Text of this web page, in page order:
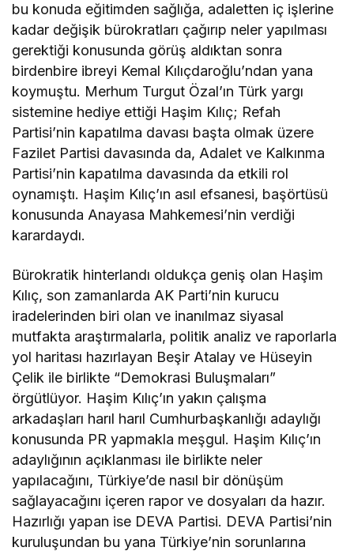
bu konuda eğitimden sağlığa, adaletten iç işlerine
kadar değişik bürokratları çağırıp neler yapılması
gerektiği konusunda görüş aldıktan sonra
birdenbire ibreyi Kemal Kılıçdaroğlu’ndan yana
koymuştu. Merhum Turgut Özal’ın Türk yargı
sistemine hediye ettiği Haşim Kılıç; Refah
Partisi’nin kapatılma davası başta olmak üzere
Fazilet Partisi davasında da, Adalet ve Kalkınma
Partisi’nin kapatılma davasında da etkili rol
oynamıştı. Haşim Kılıç’ın asıl efsanesi, başörtüsü
konusunda Anayasa Mahkemesi’nin verdiği
karardaydı.
Bürokratik hinterlandı oldukça geniş olan Haşim
Kılıç, son zamanlarda AK Parti’nin kurucu
iradelerinden biri olan ve inanılmaz siyasal
mutfakta araştırmalarla, politik analiz ve raporlarla
yol haritası hazırlayan Beşir Atalay ve Hüseyin
Çelik ile birlikte “Demokrasi Buluşmaları”
örgütlüyor. Haşim Kılıç’ın yakın çalışma
arkadaşları harıl harıl Cumhurbaşkanlığı adaylığı
konusunda PR yapmakla meşgul. Haşim Kılıç’ın
adaylığının açıklanması ile birlikte neler
yapılacağını, Türkiye’de nasıl bir dönüşüm
sağlayacağını içeren rapor ve dosyaları da hazır.
Hazırlığı yapan ise DEVA Partisi. DEVA Partisi’nin
kuruluşundan bu yana Türkiye’nin sorunlarına